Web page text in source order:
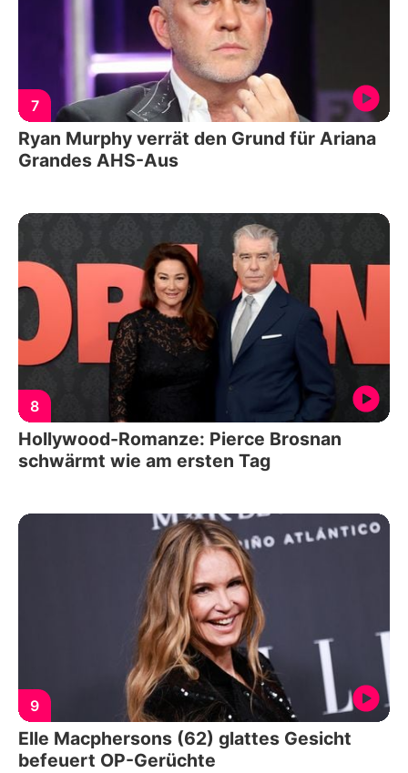
7
Ryan Murphy verrät den Grund für Ariana
Grandes AHS-Aus
8
Hollywood-Romanze: Pierce Brosnan
schwärmt wie am ersten Tag
9
Elle Macphersons (62) glattes Gesicht
befeuert OP-Gerüchte